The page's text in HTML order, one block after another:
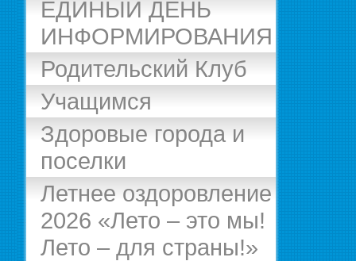
ЕДИНЫЙ ДЕНЬ
ИНФОРМИРОВАНИЯ
Родительский Клуб
Учащимся
Здоровые города и
поселки
Летнее оздоровление
2026 «Лето – это мы!
Лето – для страны!»